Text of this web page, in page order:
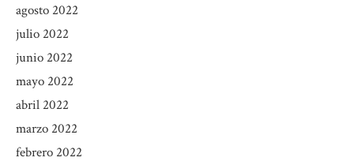
agosto 2022
julio 2022
junio 2022
mayo 2022
abril 2022
marzo 2022
febrero 2022